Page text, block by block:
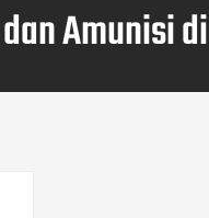
Amunisi